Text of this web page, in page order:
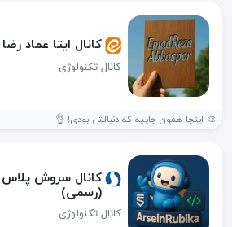
کانال ایتا عماد
کانال تکنولوژی
🎨 اینجا همون جاییه که دنبالش بودی! 👌
(رسمی)
کانال تکنولوژی